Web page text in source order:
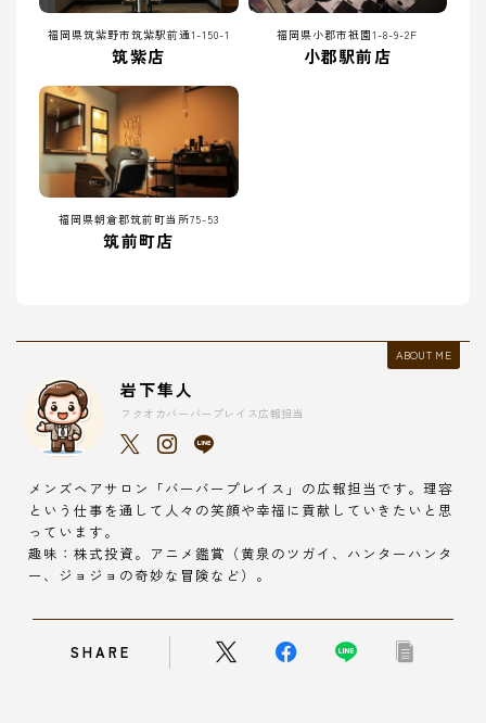
福岡県筑紫野市筑紫駅前通1-150-1
筑紫店
福岡県小郡市祇園1-8-9-2F
小郡駅前店
福岡県朝倉郡筑前町当所75-53
筑前町店
ABOUT ME
岩下隼人
フクオカバーバープレイス広報担当
メンズヘアサロン「バーバープレイス」の広報担当です。理容
という仕事を通して人々の笑顔や幸福に貢献していきたいと思
っています。
趣味：株式投資。アニメ鑑賞（黄泉のツガイ、ハンターハンタ
ー、ジョジョの奇妙な冒険など）。
SHARE